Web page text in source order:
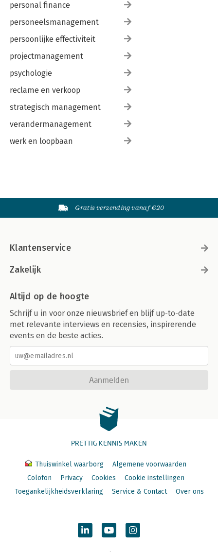
personal finance
personeelsmanagement
persoonlijke effectiviteit
projectmanagement
psychologie
reclame en verkoop
strategisch management
verandermanagement
werk en loopbaan
Gratis verzending vanaf €20
Klantenservice
Zakelijk
Altijd op de hoogte
Schrijf u in voor onze nieuwsbrief en blijf up-to-date
met relevante interviews en recensies, inspirerende
events en de beste acties.
Aanmelden
PRETTIG KENNIS MAKEN
Thuiswinkel waarborg
Algemene voorwaarden
Colofon
Privacy Cookies
Cookie instellingen
Toegankelijkheidsverklaring
Service & Contact Over ons